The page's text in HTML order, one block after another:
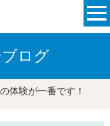
ログ
体験が一番です！